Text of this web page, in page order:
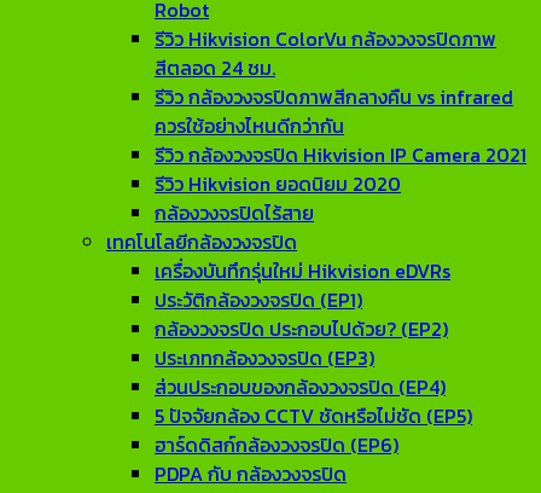
Robot
รีวิว Hikvision ColorVu กล้องวงจรปิดภาพ
สีตลอด 24 ชม.
รีวิว กล้องวงจรปิดภาพสีกลางคืน vs infrared
ควรใช้อย่างไหนดีกว่ากัน
รีวิว กล้องวงจรปิด Hikvision IP Camera 2021
รีวิว Hikvision ยอดนิยม 2020
กล้องวงจรปิดไร้สาย
เทคโนโลยีกล้องวงจรปิด
เครื่องบันทึกรุ่นใหม่ Hikvision eDVRs
ประวัติกล้องวงจรปิด (EP1)
กล้องวงจรปิด ประกอบไปด้วย? (EP2)
ประเภทกล้องวงจรปิด (EP3)
ส่วนประกอบของกล้องวงจรปิด (EP4)
5 ปัจจัยกล้อง CCTV ชัดหรือไม่ชัด (EP5)
ฮาร์ดดิสก์กล้องวงจรปิด (EP6)
PDPA กับ กล้องวงจรปิด